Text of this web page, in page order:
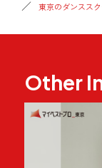
東京のダンススク
Other